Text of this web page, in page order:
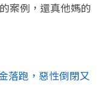
案例，還真他媽的
落跑，惡性倒閉又